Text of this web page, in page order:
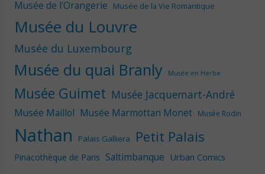
Musée de l'Orangerie Musée de la Vie Romantique
Musée du Louvre
Musée du Luxembourg
Musée du quai Branly Musée en Herbe
Musée Guimet Musée Jacquemart-André
Musée Maillol Musée Marmottan Monet Musée Rodin
Nathan Palais Galliera Petit Palais
Pinacothèque de Paris Saltimbanque Urban Comics